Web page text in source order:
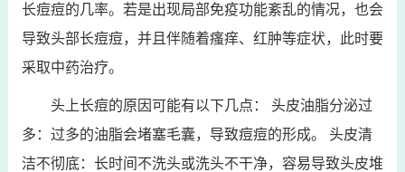
长痘痘的几率。若是出现局部免疫功能紊乱的情况，也会
导致头部长痘痘，并且伴随着瘙痒、红肿等症状，此时要
采取中药治疗。
头上长痘的原因可能有以下几点： 头皮油脂分泌过
多：过多的油脂会堵塞毛囊，导致痘痘的形成。 头皮清
洁不彻底：长时间不洗头或洗头不干净，容易导致头皮堆